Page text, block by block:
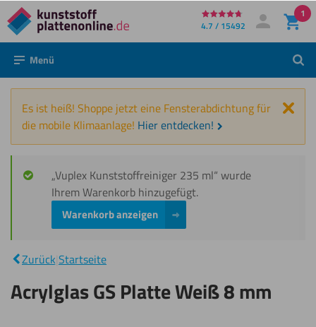
Direkt
zum
Inhalt
4.7 / 15492 Mein Konto
Anmelden
1
Menü
Es ist heiß! Shoppe jetzt eine Fensterabdichtung für
die mobile Klimaanlage! Hier entdecken!
„Vuplex Kunststoffreiniger 235 ml“ wurde
Ihrem Warenkorb hinzugefügt.
Warenkorb anzeigen
Zurück Startseite
Acrylglas
Platte
Weiß 8
mm
Acrylglas GS Platte Weiß 8 mm